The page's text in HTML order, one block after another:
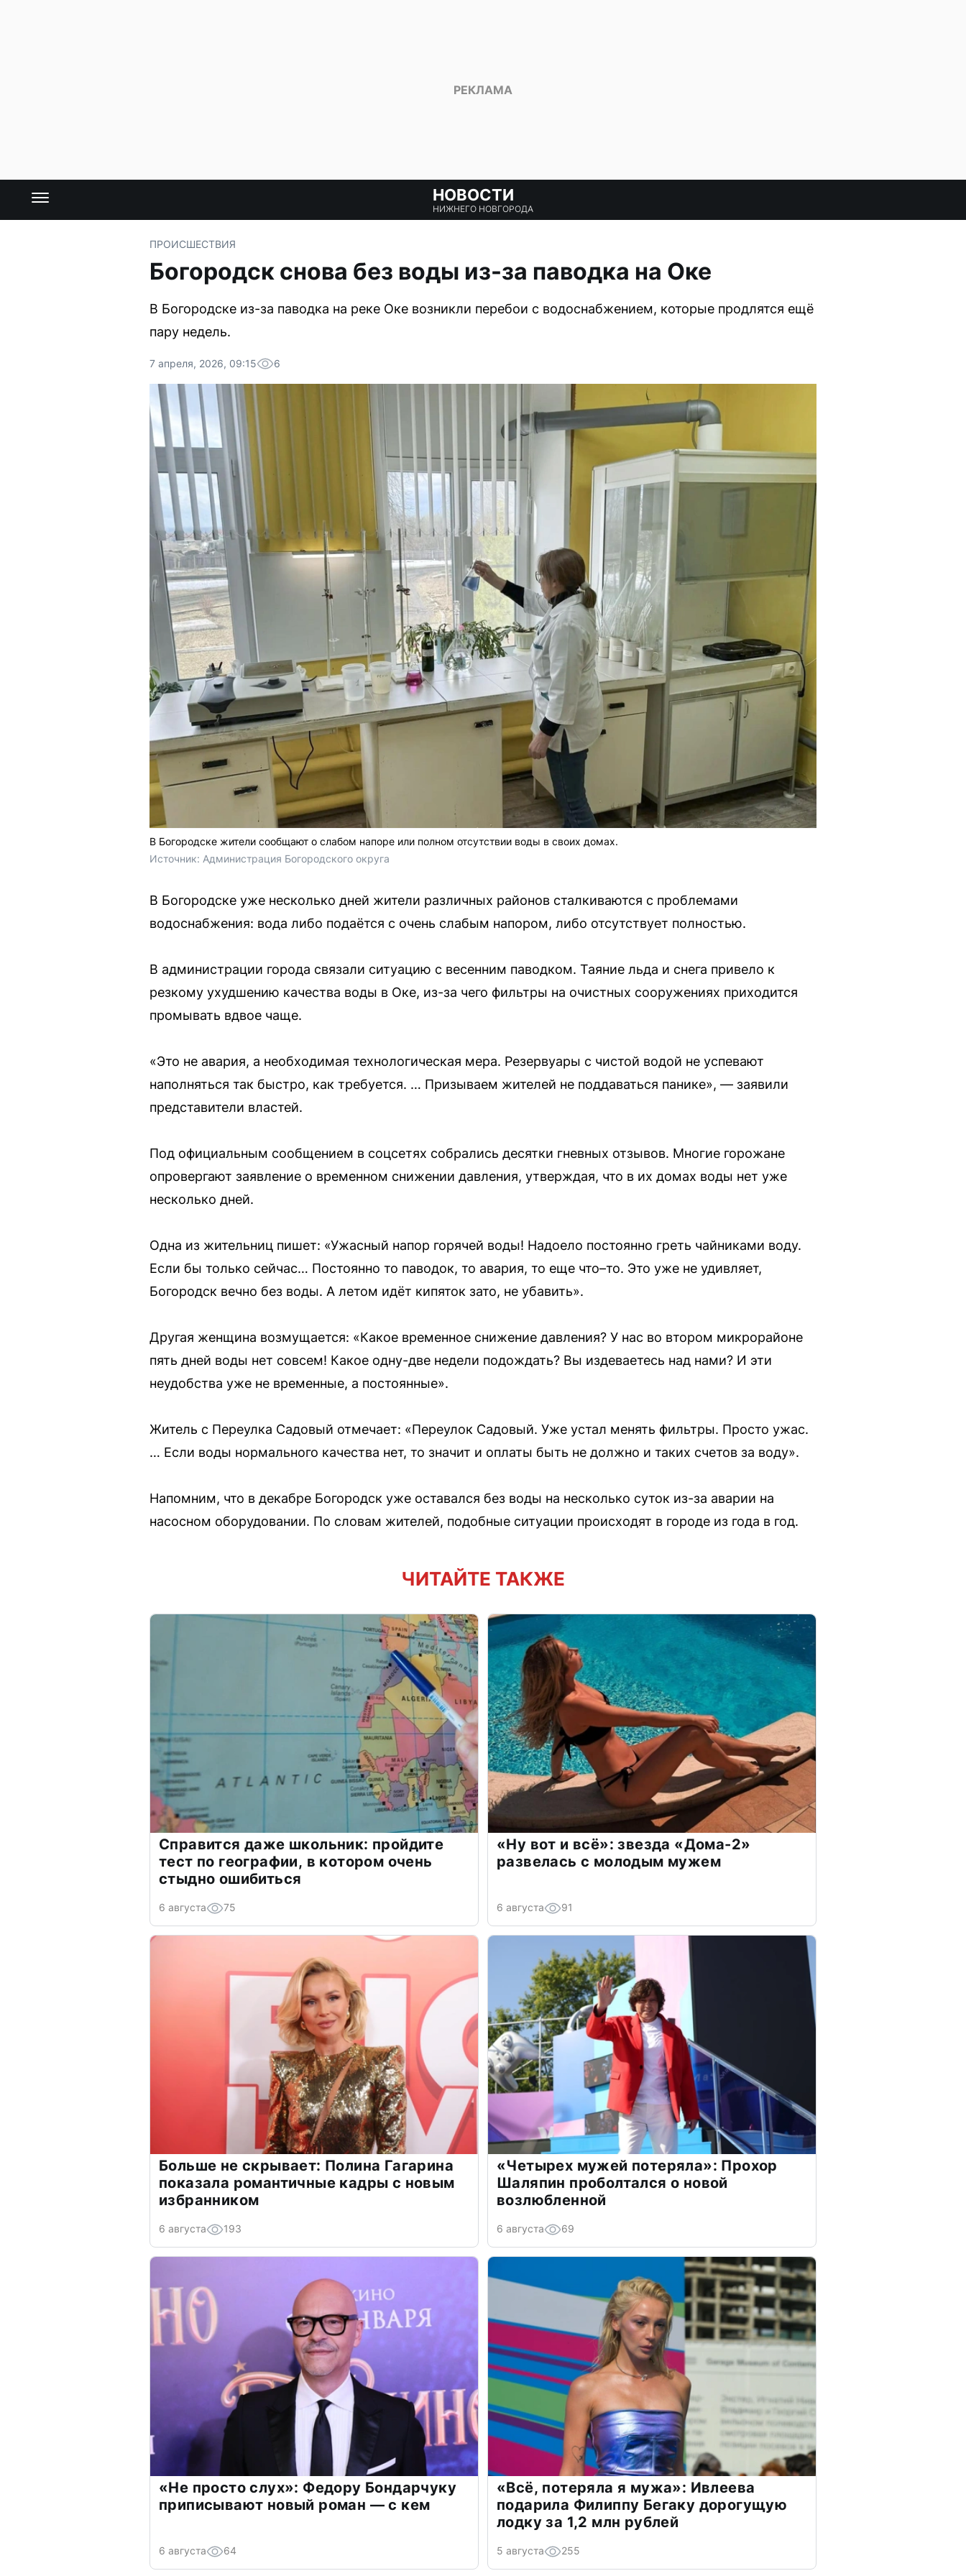
НОВОСТИ
НИЖНЕГО НОВГОРОДА
ПРОИСШЕСТВИЯ
Богородск снова без воды из-за паводка на Оке
В Богородске из-за паводка на реке Оке возникли перебои с водоснабжением, которые продлятся ещё
пару недель.
7 апреля, 2026, 09:15 6
В Богородске жители сообщают о слабом напоре или полном отсутствии воды в своих домах.
Источник: Администрация Богородского округа
В Богородске уже несколько дней жители различных районов сталкиваются с проблемами
водоснабжения: вода либо подаётся с очень слабым напором, либо отсутствует полностью.
В администрации города связали ситуацию с весенним паводком. Таяние льда и снега привело к
резкому ухудшению качества воды в Оке, из-за чего фильтры на очистных сооружениях приходится
промывать вдвое чаще.
«Это не авария, а необходимая технологическая мера. Резервуары с чистой водой не успевают
наполняться так быстро, как требуется. … Призываем жителей не поддаваться панике», — заявили
представители властей.
Под официальным сообщением в соцсетях собрались десятки гневных отзывов. Многие горожане
опровергают заявление о временном снижении давления, утверждая, что в их домах воды нет уже
несколько дней.
Одна из жительниц пишет: «Ужасный напор горячей воды! Надоело постоянно греть чайниками воду.
Если бы только сейчас… Постоянно то паводок, то авария, то еще что–то. Это уже не удивляет,
Богородск вечно без воды. А летом идёт кипяток зато, не убавить».
Другая женщина возмущается: «Какое временное снижение давления? У нас во втором микрорайоне
пять дней воды нет совсем! Какое одну-две недели подождать? Вы издеваетесь над нами? И эти
неудобства уже не временные, а постоянные».
Житель с Переулка Садовый отмечает: «Переулок Садовый. Уже устал менять фильтры. Просто ужас.
… Если воды нормального качества нет, то значит и оплаты быть не должно и таких счетов за воду».
Напомним, что в декабре Богородск уже оставался без воды на несколько суток из-за аварии на
насосном оборудовании. По словам жителей, подобные ситуации происходят в городе из года в год.
ЧИТАЙТЕ ТАКЖЕ
Справится даже школьник: пройдите
тест по географии, в котором очень
стыдно ошибиться
6 августа 75
«Ну вот и всё»: звезда «Дома-2»
развелась с молодым мужем
6 августа 91
Больше не скрывает: Полина Гагарина
показала романтичные кадры с новым
избранником
6 августа 193
«Четырех мужей потеряла»: Прохор
Шаляпин проболтался о новой
возлюбленной
6 августа 69
«Не просто слух»: Федору Бондарчуку
приписывают новый роман — с кем
6 августа 64
«Всё, потеряла я мужа»: Ивлеева
подарила Филиппу Бегаку дорогущую
лодку за 1,2 млн рублей
5 августа 255